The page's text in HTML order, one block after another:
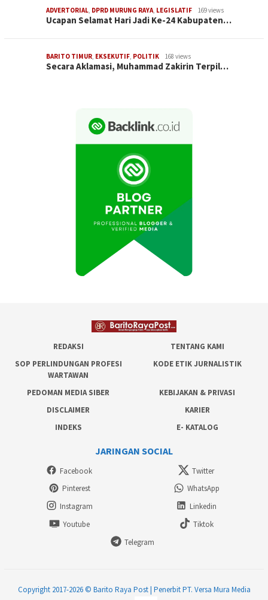
ADVERTORIAL, DPRD MURUNG RAYA, LEGISLATIF 169 views
Ucapan Selamat Hari Jadi Ke-24 Kabupaten…
BARITO TIMUR, EKSEKUTIF, POLITIK 168 views
Secara Aklamasi, Muhammad Zakirin Terpil…
REDAKSI
TENTANG KAMI
SOP PERLINDUNGAN PROFESI
WARTAWAN
KODE ETIK JURNALISTIK
PEDOMAN MEDIA SIBER
KEBIJAKAN & PRIVASI
DISCLAIMER
KARIER
INDEKS
E- KATALOG
JARINGAN SOCIAL
Facebook
Twitter
Pinterest
WhatsApp
Instagram
Linkedin
Youtube
Tiktok
Telegram
Copyright 2017-2026 © Barito Raya Post | Penerbit PT. Versa Mura Media